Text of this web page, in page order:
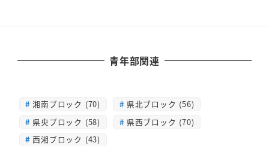
青年部関連
湘南ブロック (70)
県北ブロック (56)
県央ブロック (58)
県西ブロック (70)
西湘ブロック (43)